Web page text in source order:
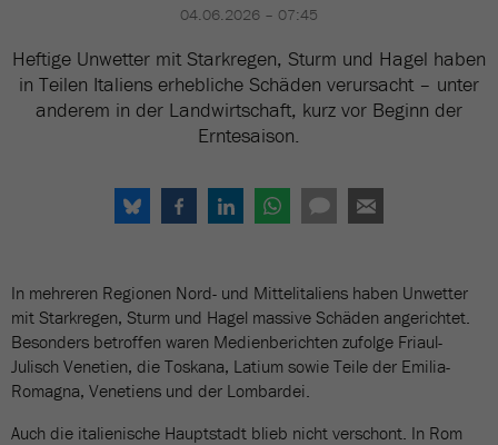
04.06.2026 – 07:45
Heftige Unwetter mit Starkregen, Sturm und Hagel haben
in Teilen Italiens erhebliche Schäden verursacht – unter
anderem in der Landwirtschaft, kurz vor Beginn der
Erntesaison.
In mehreren Regionen Nord- und Mittelitaliens haben Unwetter
mit Starkregen, Sturm und Hagel massive Schäden angerichtet.
Besonders betroffen waren Medienberichten zufolge Friaul-
Julisch Venetien, die Toskana, Latium sowie Teile der Emilia-
Romagna, Venetiens und der Lombardei.
Auch die italienische Hauptstadt blieb nicht verschont. In Rom